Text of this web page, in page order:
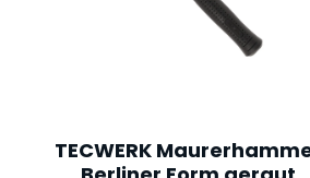
TECWERK